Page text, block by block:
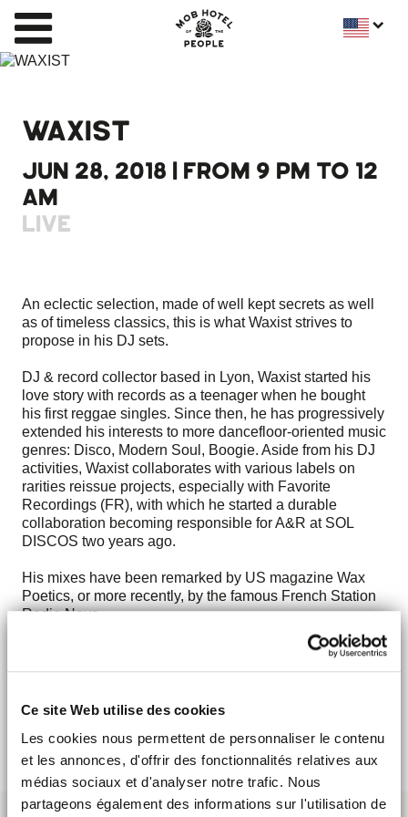
Ce site Web utilise des cookies
Les cookies nous permettent de personnaliser le contenu
et les annonces, d'offrir des fonctionnalités relatives aux
médias sociaux et d'analyser notre trafic. Nous
partageons également des informations sur l'utilisation de
WAXIST
JUN 28, 2018 | FROM 9 PM TO 12
AM
LIVE
An eclectic selection, made of well kept secrets as well
as of timeless classics, this is what Waxist strives to
propose in his DJ sets.
DJ & record collector based in Lyon, Waxist started his
love story with records as a teenager when he bought
his first reggae singles. Since then, he has progressively
extended his interests to more dancefloor-oriented music
genres: Disco, Modern Soul, Boogie. Aside from his DJ
activities, Waxist collaborates with various labels on
rarities reissue projects, especially with Favorite
Recordings (FR), with which he started a durable
collaboration becoming responsible for A&R at SOL
DISCOS two years ago.
His mixes have been remarked by US magazine Wax
Poetics, or more recently, by the famous French Station
Radio Nova.
Finally, Waxist acts as a radio host at Le Mellotron with
SERENDIPITY MUSIC (since 2012) and for Lyon based